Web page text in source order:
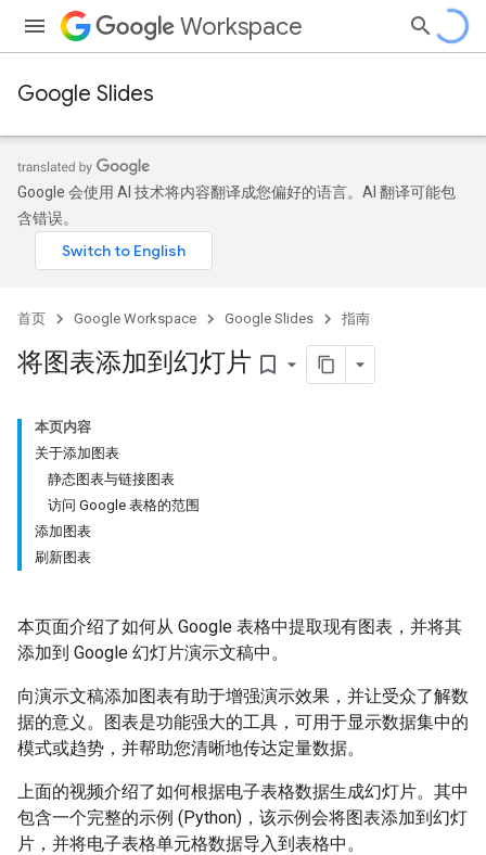
Workspace
Google Slides
Google 会使用 AI 技术将内容翻译成您偏好的语言。AI 翻译可能包
含错误。
首页 Google Workspace Google Slides 指南
将图表添加到幻灯片 bookmark_border
本页内容
关于添加图表
静态图表与链接图表
访问 Google 表格的范围
添加图表
刷新图表
本页面介绍了如何从 Google 表格中提取现有图表，并将其
添加到 Google 幻灯片演示文稿中。
向演示文稿添加图表有助于增强演示效果，并让受众了解数
据的意义。图表是功能强大的工具，可用于显示数据集中的
模式或趋势，并帮助您清晰地传达定量数据。
上面的视频介绍了如何根据电子表格数据生成幻灯片。其中
包含一个完整的示例 (Python)，该示例会将图表添加到幻灯
片，并将电子表格单元格数据导入到表格中。